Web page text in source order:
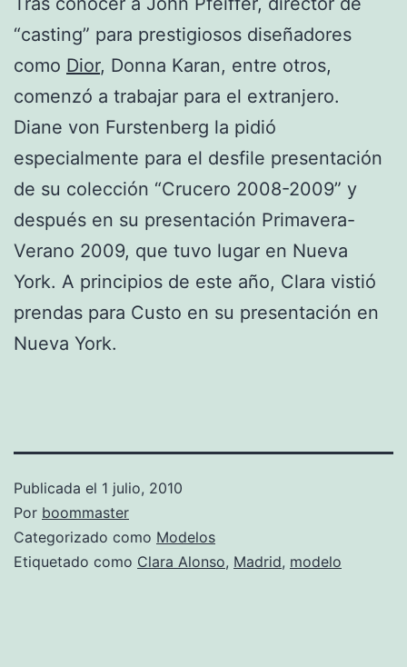
“casting” para prestigiosos diseñadores
como Dior, Donna Karan, entre otros,
comenzó a trabajar para el extranjero.
Diane von Furstenberg la pidió
especialmente para el desfile presentación
de su colección “Crucero 2008-2009” y
después en su presentación Primavera-
Verano 2009, que tuvo lugar en Nueva
York. A principios de este año, Clara vistió
prendas para Custo en su presentación en
Nueva York.
Publicada el 1 julio, 2010
Por boommaster
Categorizado como Modelos
Etiquetado como Clara Alonso, Madrid, modelo